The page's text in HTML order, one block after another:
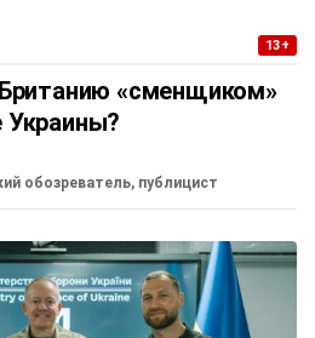
13+
«сменщиком»
обозреватель, публицист